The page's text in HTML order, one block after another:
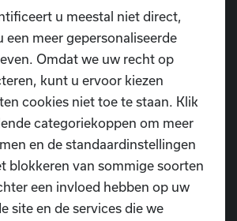
met ons deze droom waar te
webshop en geniet van lekkere
het goede doel!
u meestal niet direct,
een meer gepersonaliseerde
Omdat we uw recht op
kunt u ervoor kiezen
cookies niet toe te staan. Klik
categoriekoppen om meer
en de standaardinstellingen
blokkeren van sommige soorten
een invloed hebben op uw
site en de services die we